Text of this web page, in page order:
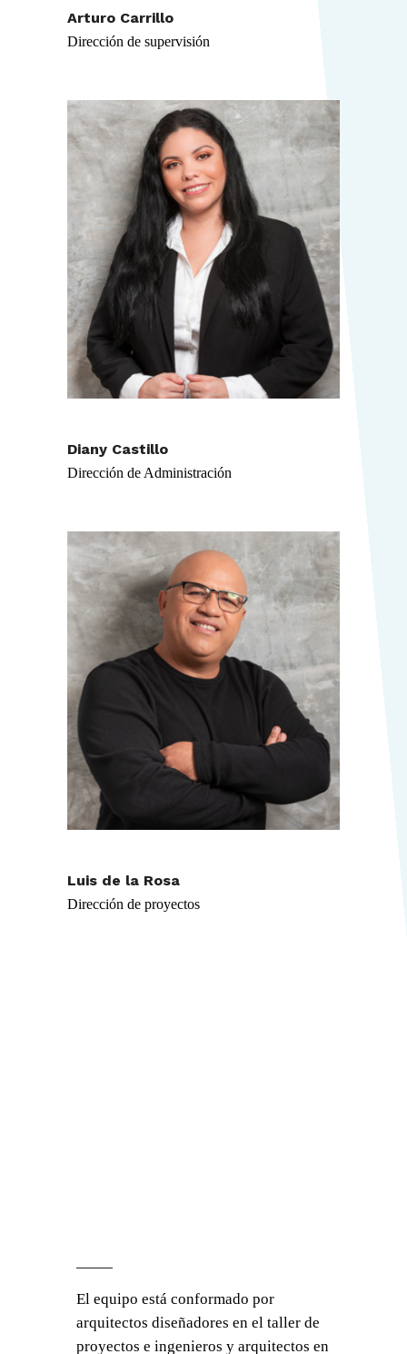
Arturo Carrillo
Dirección de supervisión
Diany Castillo
Dirección de Administración
Luis de la Rosa
Dirección de proyectos
El equipo está conformado por
arquitectos diseñadores en el taller de
proyectos e ingenieros y arquitectos en